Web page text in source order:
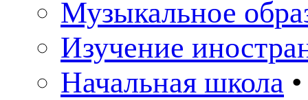
Музыкальное
Изучение
Начальная школа •